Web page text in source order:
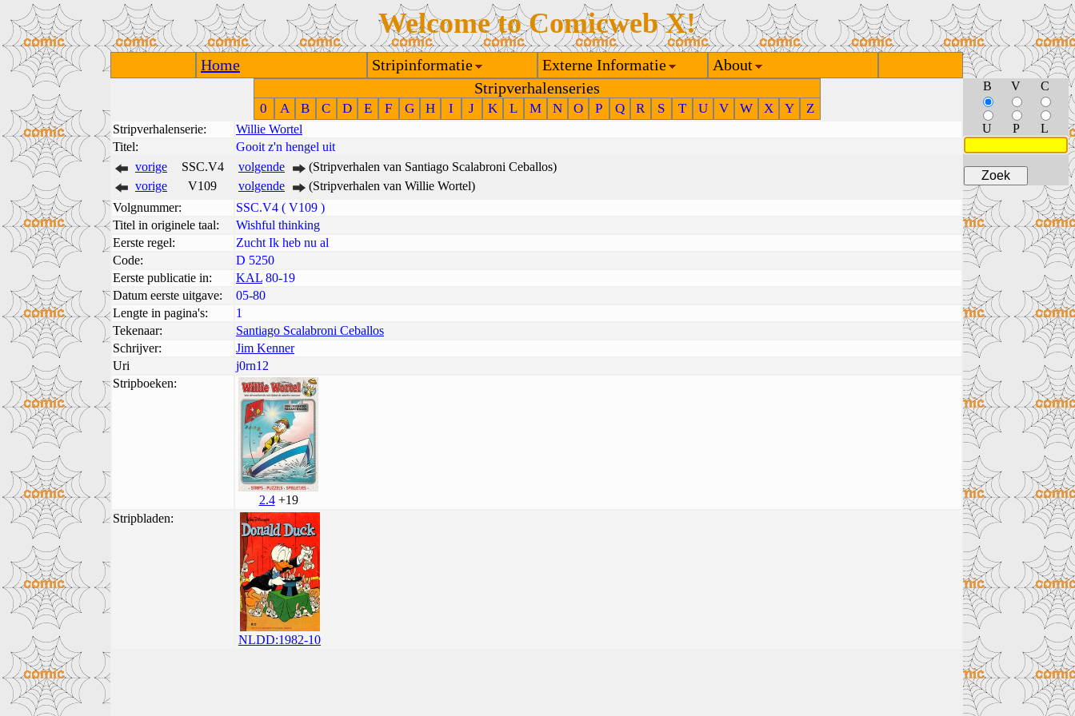
Welcome to Comicweb X!
Home Stripinformatie Externe Informatie
About
Stripverhalenseries
0 A B C D E F G H I J K L M N O P Q R S T U V W X Y Z
Stripverhalenserie:
Willie Wortel
Titel:
Gooit z'n hengel uit
vorige
SSC.V4 volgende
(Stripverhalen van Santiago Scalabroni Ceballos)
vorige
V109 volgende
(Stripverhalen van Willie Wortel)
Volgnummer:
SSC.V4 ( V109 )
Titel in originele taal:
Wishful thinking
Eerste regel:
Zucht Ik heb nu al
Code:
D 5250
Eerste publicatie in:
KAL 80-19
Datum eerste uitgave:
05-80
Lengte in pagina's:
1
Tekenaar:
Santiago Scalabroni Ceballos
Schrijver:
Jim Kenner
Uri
j0rn12
Stripboeken:
2.4+19
Stripbladen:
NLDD:1982-10
B V C
U P L